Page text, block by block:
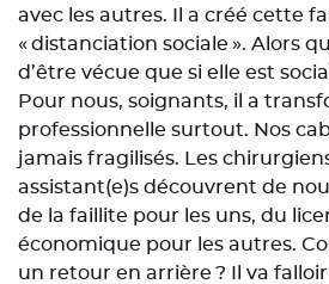
avec les autres. Il a créé cette
« distanciation sociale ». Alors
d’être vécue que si elle est
Pour nous, soignants, il a
professionnelle surtout. Nos
jamais fragilisés. Les
assistant(e)s découvrent de
de la faillite pour les uns, du
économique pour les autres.
un retour en arrière ? Il va